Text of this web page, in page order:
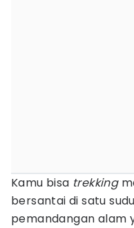
Kamu bisa trekking
bersantai di satu
pemandangan alam